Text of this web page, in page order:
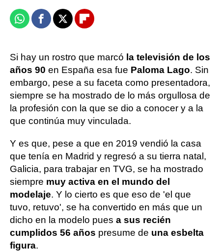
WhatsappFacebook
X Flipboard
Si hay un rostro que marcó la televisión de los
años 90 en España esa fue Paloma Lago. Sin
embargo, pese a su faceta como presentadora,
siempre se ha mostrado de lo más orgullosa de
la profesión con la que se dio a conocer y a la
que continúa muy vinculada.
Y es que, pese a que en 2019 vendió la casa
que tenía en Madrid y regresó a su tierra natal,
Galicia, para trabajar en TVG, se ha mostrado
siempre muy activa en el mundo del
modelaje. Y lo cierto es que eso de 'el que
tuvo, retuvo', se ha convertido en más que un
dicho en la modelo pues a sus recién
cumplidos 56 años presume de una esbelta
figura.